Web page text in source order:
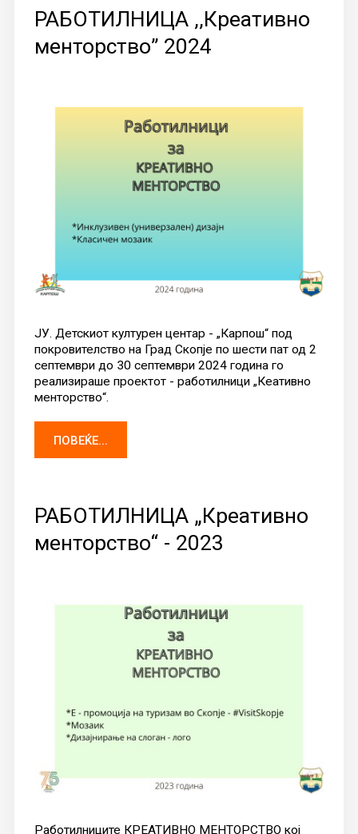
РАБОТИЛНИЦА ,,Креативно
менторство” 2024
ЈУ. Детскиот културен центар - „Карпош“ под
покровителство на Град Скопје по шести пат од 2
септември до 30 септември 2024 година го
реализираше проектот - работилници „Кеативно
менторство“.
ПОВЕЌЕ...
РАБОТИЛНИЦА „Креативно
менторство“ - 2023
Работилниците КРЕАТИВНО МЕНТОРСТВО кој